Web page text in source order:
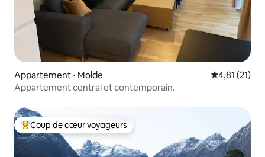
Appartement ⋅ Molde Évaluation
4,81 (21)
Appartement central et contemporain.
Coups de cœur voyageurs les plus appréciés
Coup de cœur voyageurs